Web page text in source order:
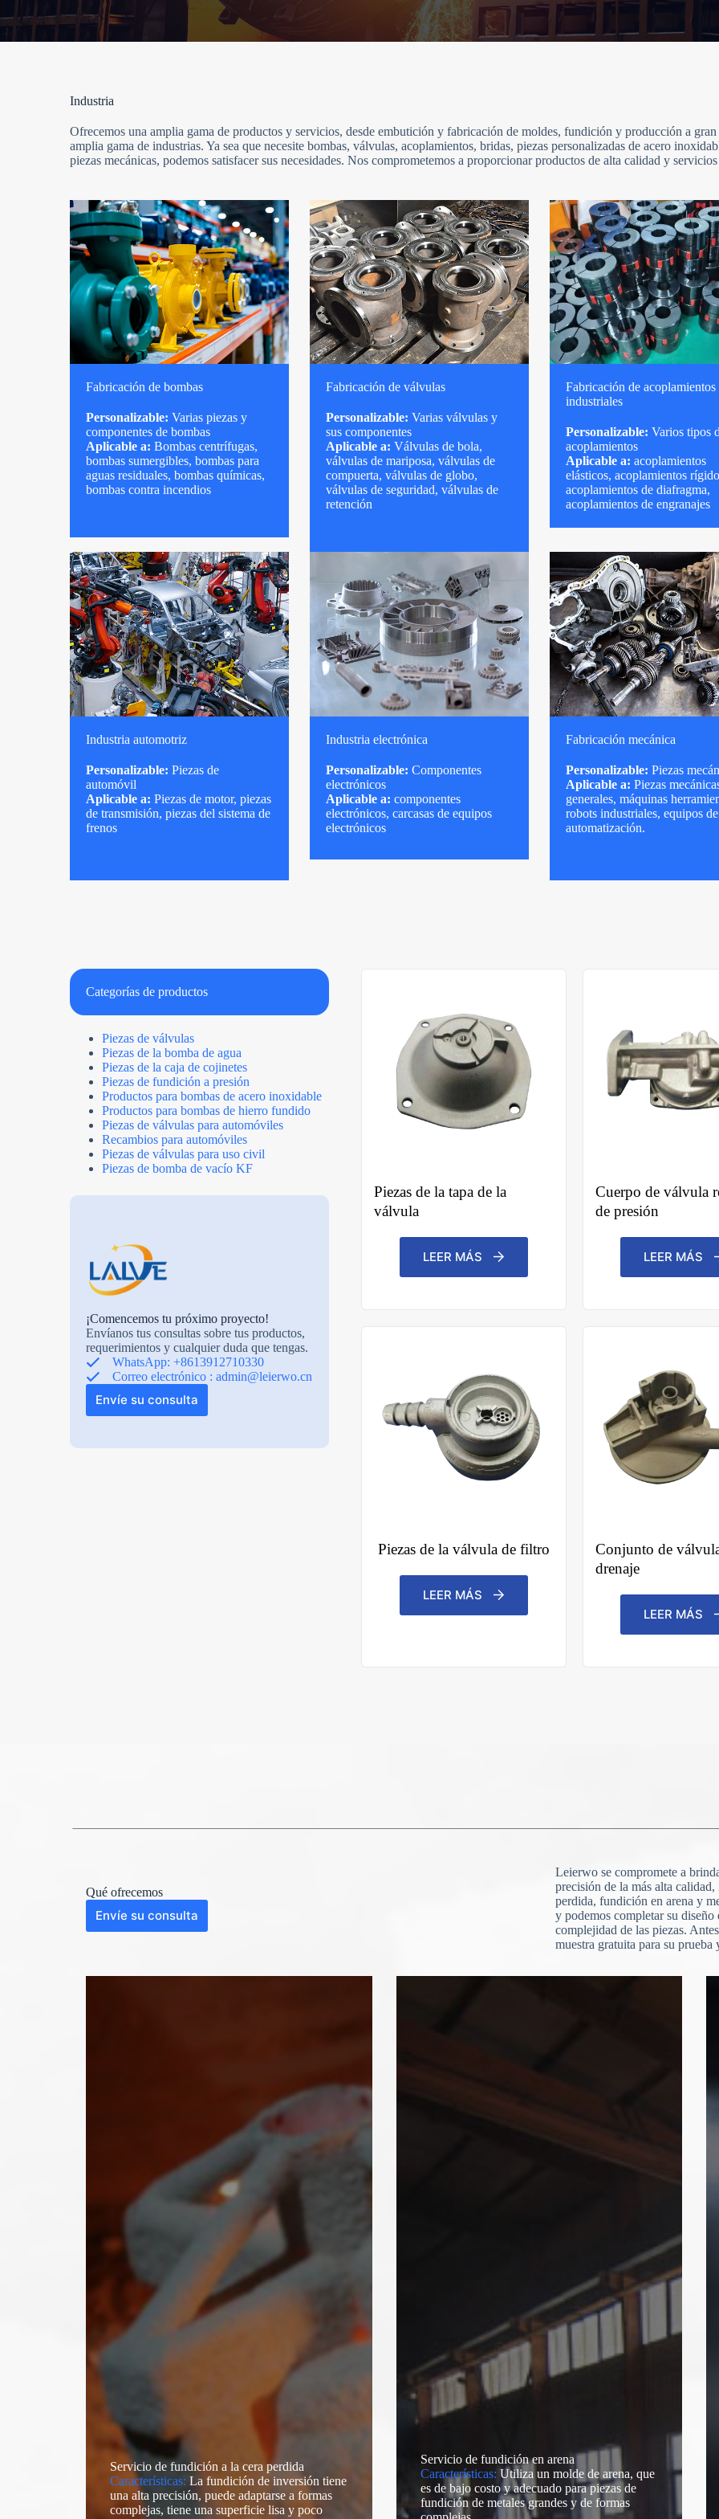
Industria
Ofrecemos una amplia gama de productos y servicios, desde embutición y fabricación de moldes, fundición y producción a
amplia gama de industrias. Ya sea que necesite bombas, válvulas, acoplamientos, bridas, piezas personalizadas de acero
piezas mecánicas, podemos satisfacer sus necesidades. Nos comprometemos a proporcionar productos de alta calidad y
Fabricación de bombas
Personalizable: Varias piezas y
componentes de bombas
Aplicable a: Bombas centrífugas,
bombas sumergibles, bombas para
aguas residuales, bombas químicas,
bombas contra incendios
Fabricación de válvulas
Personalizable: Varias válvulas y
sus componentes
Aplicable a: Válvulas de bola,
válvulas de mariposa, válvulas de
compuerta, válvulas de globo,
válvulas de seguridad, válvulas de
retención
Fabricación de acoplamientos
industriales
Personalizable: Varios tipos
acoplamientos
Aplicable a: acoplamientos
elásticos, acoplamientos
acoplamientos de diafragma,
acoplamientos de engranajes
Industria automotriz
Personalizable: Piezas de
automóvil
Aplicable a: Piezas de motor, piezas
de transmisión, piezas del sistema de
frenos
Industria electrónica
Personalizable: Componentes
electrónicos
Aplicable a: componentes
electrónicos, carcasas de equipos
electrónicos
Fabricación mecánica
Personalizable: Piezas
Aplicable a: Piezas
generales, máquinas
robots industriales, equipos de
automatización.
Categorías de productos
Piezas de válvulas
Piezas de la bomba de agua
Piezas de la caja de cojinetes
Piezas de fundición a presión
Productos para bombas de acero inoxidable
Productos para bombas de hierro fundido
Piezas de válvulas para automóviles
Recambios para automóviles
Piezas de válvulas para uso civil
Piezas de bomba de vacío KF
¡Comencemos tu próximo proyecto!
Envíanos tus consultas sobre tus productos,
requerimientos y cualquier duda que tengas.
WhatsApp: +8613912710330
Correo electrónico :admin@leierwo.cn
Envíe su consulta
n
l
Piezas de la tapa de la
válvula
LEER MÁS
Cuerpo de válvula
de presión
LEER MÁS
Piezas de la válvula de filtro
LEER MÁS
Conjunto de
drenaje
LEER MÁS
Qué ofrecemos
Envíe su consulta
Leierwo se compromete a
precisión de la más alta
perdida, fundición en arena y
y podemos completar su diseño
complejidad de las piezas.
muestra gratuita para su prueba
Servicio de fundición a la cera perdida
Características: La fundición de inversión tiene
una alta precisión, puede adaptarse a formas
complejas, tiene una superficie lisa y poco
Servicio de fundición en arena
Características: Utiliza un molde de arena, que
es de bajo costo y adecuado para piezas de
fundición de metales grandes y de formas